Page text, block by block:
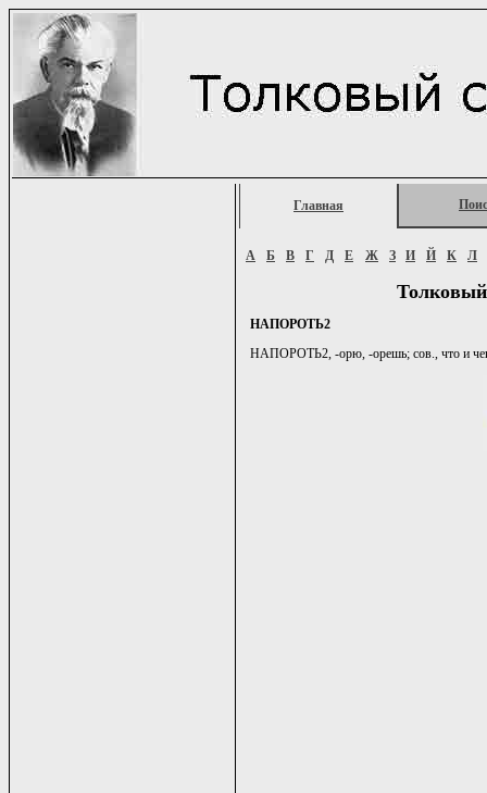
Главная
А Б В Г Д Е Ж З И Й К Л
НАПОРОТЬ2
НАПОРОТЬ2, -орю, -орешь; сов., что и